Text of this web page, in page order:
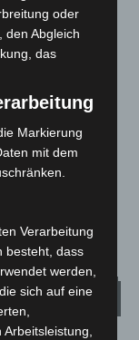
Hannover:
Ellingtones
Nenndorf
oder
den Abgleich
das
Markierung
mit dem
Verarbeitung
besteht, dass
werden,
sich auf eine